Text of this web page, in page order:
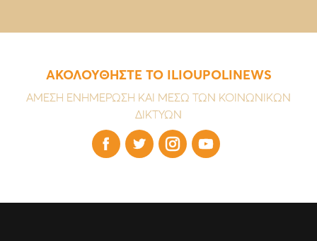
ΑΚΟΛΟΥΘΗΣΤΕ ΤΟ ILIOUPOLINEWS
ΑΜΕΣΗ ΕΝΗΜΕΡΩΣΗ ΚΑΙ ΜΕΣΩ ΤΩΝ ΚΟΙΝΩΝΙΚΩΝ
ΔΙΚΤΥΩΝ
   